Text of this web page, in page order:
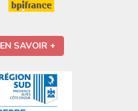
EN SAVOIR +